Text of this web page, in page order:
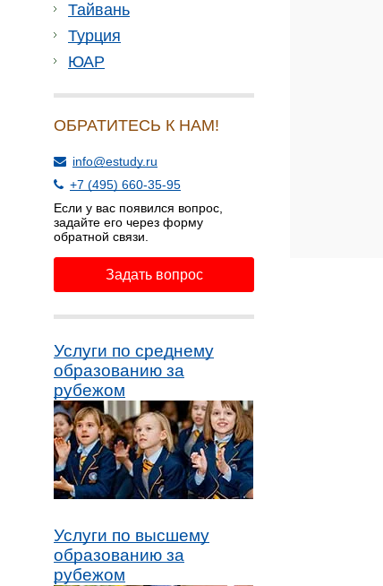
Тайвань
Турция
ЮАР
ОБРАТИТЕСЬ К НАМ!
info@estudy.ru
+7 (495) 660-35-95
Если у вас появился вопрос,
задайте его через форму
обратной связи.
Задать вопрос
Услуги по среднему
образованию за
рубежом
Услуги по высшему
образованию за
рубежом